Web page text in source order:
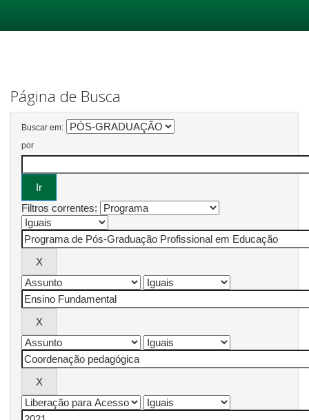
Página de Busca
Buscar em:
por
Filtros correntes: